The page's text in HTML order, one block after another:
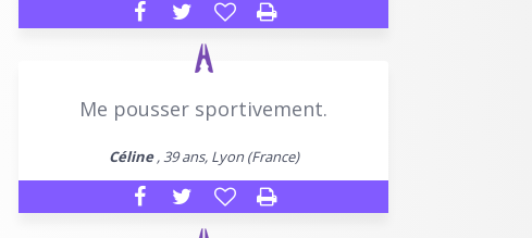
Me pousser sportivement.
Céline, 39 ans, Lyon (France)